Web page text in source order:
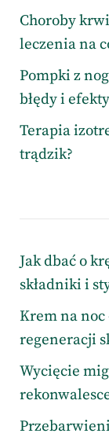
Choroby
leczenia na
Pompki z
błędy i
Terapia
trądzik?
Jak dbać o
składniki i
Krem na noc
regeneracji
Wycięcie